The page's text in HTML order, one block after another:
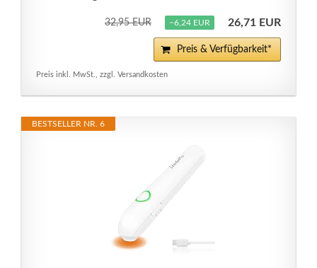
32,95 EUR −6,24 EUR 26,71 EUR
Preis & Verfügbarkeit*
Preis inkl. MwSt., zzgl. Versandkosten
BESTSELLER NR. 6